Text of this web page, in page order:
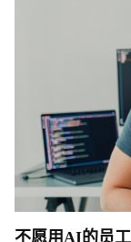
不愿用AI的员